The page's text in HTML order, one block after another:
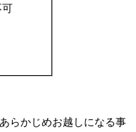
らかじめお越しになる事